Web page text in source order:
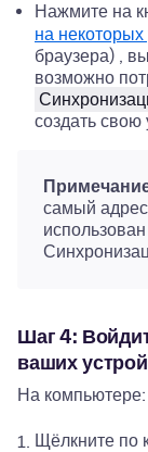
Нажмите на
на некоторых
браузера) ,
возможно
создать свою
самый
Шаг 4:
ваших
На компьютере:
Щёлкните по